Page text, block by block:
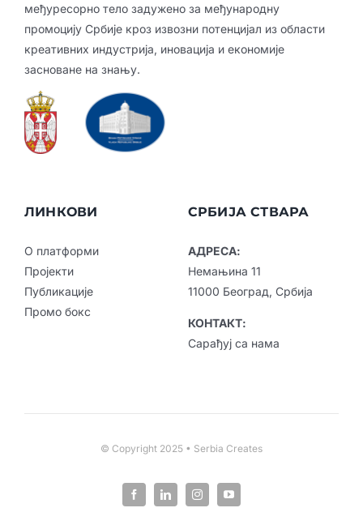
међуресорно тело задужено за међународну
промоцију Србије кроз извозни потенцијал из области
креативних индустрија, иновација и економије
засноване на знању.
ЛИНКОВИ
О платформи
Пројекти
Публикације
Промо бокс
СРБИЈА СТВАРА
АДРЕСА:
Немањина 11
11000 Београд, Србија
КОНТАКТ:
Сарађуј са нама
© Copyright 2025 • Serbia Creates